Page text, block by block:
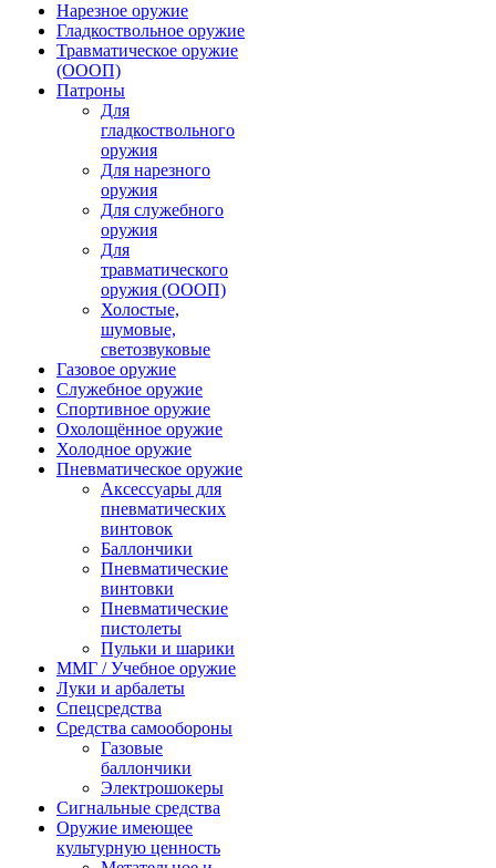
Нарезное оружие
Гладкоствольное оружие
Травматическое оружие
(ОООП)
Патроны
Для
гладкоствольного
оружия
Для нарезного
оружия
Для служебного
оружия
Для
травматического
оружия (ОООП)
Холостые,
шумовые,
светозвуковые
Газовое оружие
Служебное оружие
Спортивное оружие
Охолощённое оружие
Холодное оружие
Пневматическое оружие
Аксессуары для
пневматических
винтовок
Баллончики
Пневматические
винтовки
Пневматические
пистолеты
Пульки и шарики
ММГ / Учебное оружие
Луки и арбалеты
Спецсредства
Средства самообороны
Газовые
баллончики
Электрошокеры
Сигнальные средства
Оружие имеющее
культурную ценность